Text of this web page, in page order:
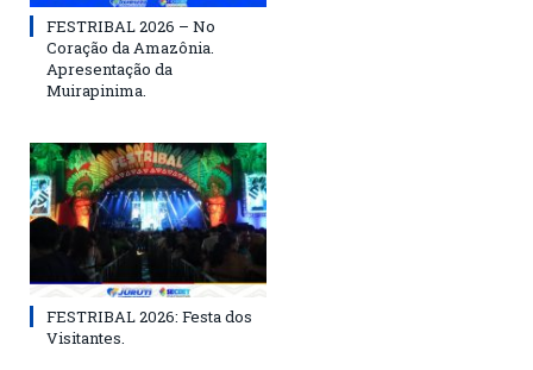
FESTRIBAL 2026 – No
Coração da Amazônia.
Apresentação da
Muirapinima.
FESTRIBAL 2026: Festa dos
Visitantes.